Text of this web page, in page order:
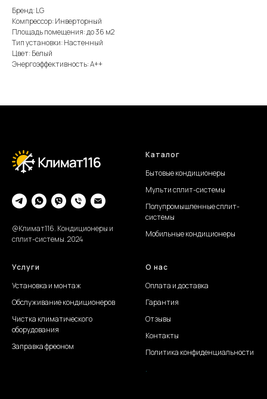
Бренд: LG
Компрессор: Инверторный
Площадь помещения: до 36 м2
Тип установки: Настенный
Цвет: Белый
Энергоэффективность: А++
@Климат116. Кондиционеры и
сплит-системы. 2024
Каталог
Бытовые кондиционеры
Мульти сплит-системы
Полупромышленные сплит-
системы
Мобильные кондиционеры
Услуги
Установка и монтаж
Обслуживаниекондиционеров
Чистка климатического
оборудования
Заправка фреоном
О нас
Оплата и доставка
Гарантия
Отзывы
Контакты
Политика конфиденциальности
.